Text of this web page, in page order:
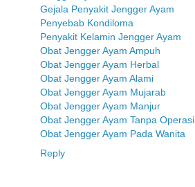
Gejala Penyakit Jengger Ayam
Penyebab Kondiloma
Penyakit Kelamin Jengger Ayam
Obat Jengger Ayam Ampuh
Obat Jengger Ayam Herbal
Obat Jengger Ayam Alami
Obat Jengger Ayam Mujarab
Obat Jengger Ayam Manjur
Obat Jengger Ayam Tanpa Operasi
Obat Jengger Ayam Pada Wanita
Reply